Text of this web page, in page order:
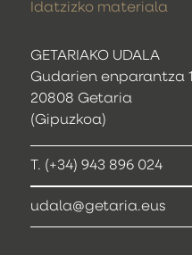
GETARIAKO UDALA
Gudarien enparantza 1
20808 Getaria
(Gipuzkoa)
T. (+34) 943 896 024
udala@getaria.eus
Idatzizko materiala